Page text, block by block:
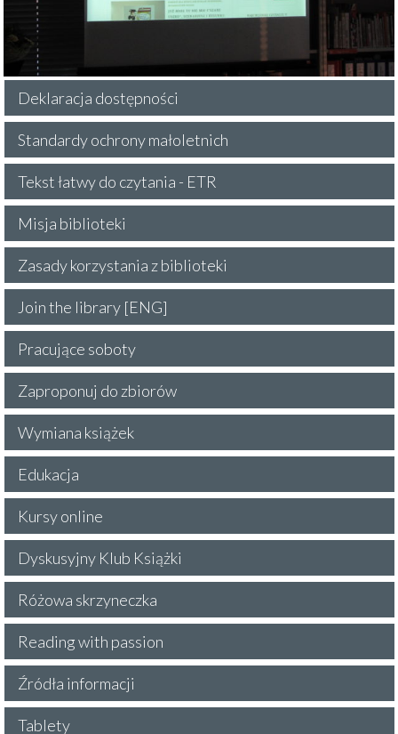
Deklaracja dostępności
Standardy ochrony małoletnich
Tekst łatwy do czytania - ETR
Misja biblioteki
Zasady korzystania z biblioteki
Join the library [ENG]
Pracujące soboty
Zaproponuj do zbiorów
Wymiana książek
Edukacja
Kursy online
Dyskusyjny Klub Książki
Różowa skrzyneczka
Reading with passion
Źródła informacji
Tablety